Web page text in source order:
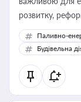
розвитку,
Паливно-
Будівельна